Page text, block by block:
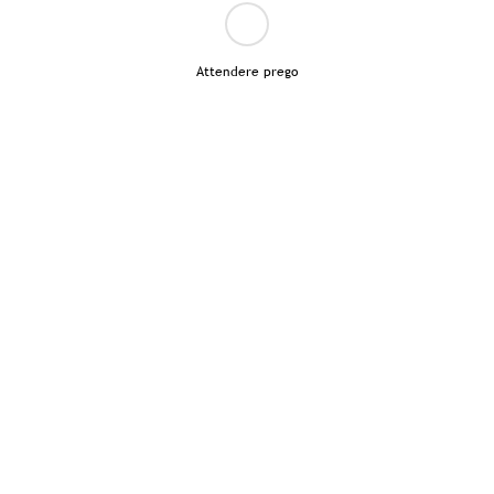
Attendere prego